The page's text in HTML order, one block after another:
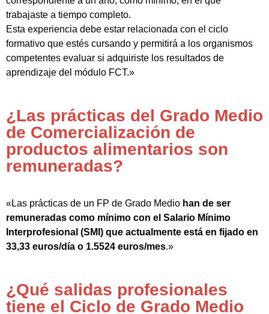
trabajaste a tiempo completo.
Esta experiencia debe estar relacionada con el ciclo
formativo que estés cursando y permitirá a los organismos
competentes evaluar si adquiriste los resultados de
aprendizaje del módulo FCT.»
¿Las prácticas del Grado Medio
de Comercialización de
productos alimentarios son
remuneradas?
«Las prácticas de un FP de Grado Medio han de ser
remuneradas como mínimo con el Salario Mínimo
Interprofesional (SMI) que actualmente está en fijado en
33,33 euros/día o 1.5524 euros/mes.»
¿Qué salidas profesionales
tiene el Ciclo de Grado Medio